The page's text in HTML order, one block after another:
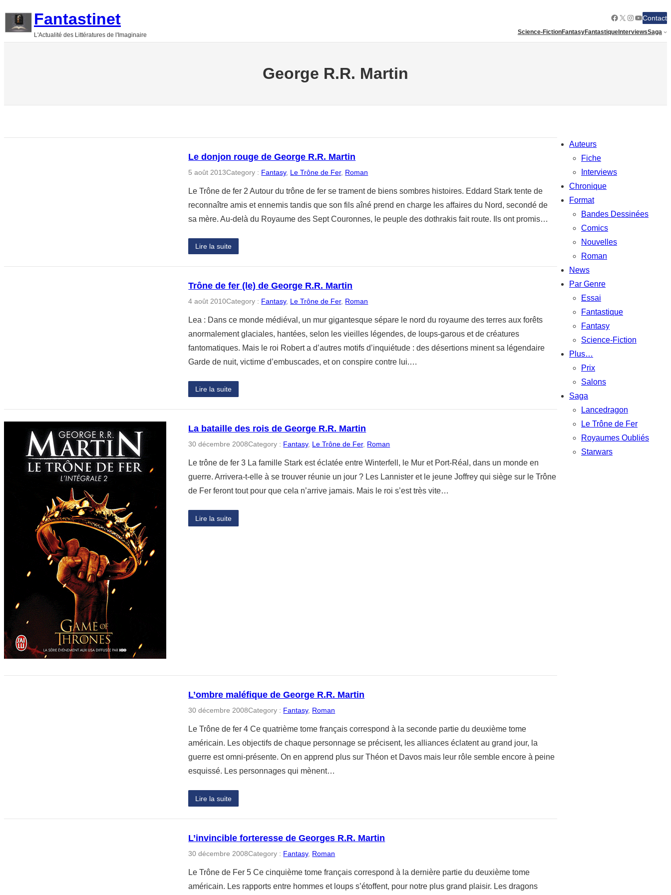
Fantastinet
L'Actualité des Littératures de l'Imaginaire
Facebook
X Instagram
YouTube
Contact
Science-FictionFantasyFantastiqueInterviewsSaga
George R.R. Martin
Le donjon rouge de George R.R. Martin
5 août 2013Category : Fantasy, Le Trône de Fer, Roman
Le Trône de fer 2 Autour du trône de fer se trament de biens sombres histoires. Eddard Stark tente de
reconnaître amis et ennemis tandis que son fils aîné prend en charge les affaires du Nord, secondé de
sa mère. Au-delà du Royaume des Sept Couronnes, le peuple des dothrakis fait route. Ils ont promis…
Lire la suite
Trône de fer (le) de George R.R. Martin
4 août 2010Category : Fantasy, Le Trône de Fer, Roman
Lea : Dans ce monde médiéval, un mur gigantesque sépare le nord du royaume des terres aux forêts
anormalement glaciales, hantées, selon les vieilles légendes, de loups-garous et de créatures
fantomatiques. Mais le roi Robert a d’autres motifs d’inquiétude : des désertions minent sa légendaire
Garde de nuit, victime d’embuscades, et on conspire contre lui.…
Lire la suite
La bataille des rois de George R.R. Martin
30 décembre 2008Category : Fantasy, Le Trône de Fer, Roman
Le trône de fer 3 La famille Stark est éclatée entre Winterfell, le Mur et Port-Réal, dans un monde en
guerre. Arrivera-t-elle à se trouver réunie un jour ? Les Lannister et le jeune Joffrey qui siège sur le Trône
de Fer feront tout pour que cela n’arrive jamais. Mais le roi s’est très vite…
Lire la suite
L’ombre maléfique de George R.R. Martin
30 décembre 2008Category : Fantasy, Roman
Le Trône de fer 4 Ce quatrième tome français correspond à la seconde partie du deuxième tome
américain. Les objectifs de chaque personnage se précisent, les alliances éclatent au grand jour, la
guerre est omni-présente. On en apprend plus sur Théon et Davos mais leur rôle semble encore à peine
esquissé. Les personnages qui mènent…
Lire la suite
L’invincible forteresse de Georges R.R. Martin
30 décembre 2008Category : Fantasy, Roman
Le Trône de Fer 5 Ce cinquième tome français correspond à la dernière partie du deuxième tome
américain. Les rapports entre hommes et loups s’étoffent, pour notre plus grand plaisir. Les dragons
Auteurs
Fiche
Interviews
Chronique
Format
Bandes Dessinées
Comics
Nouvelles
Roman
News
Par Genre
Essai
Fantastique
Fantasy
Science-Fiction
Plus…
Prix
Salons
Saga
Lancedragon
Le Trône de Fer
Royaumes Oubliés
Starwars